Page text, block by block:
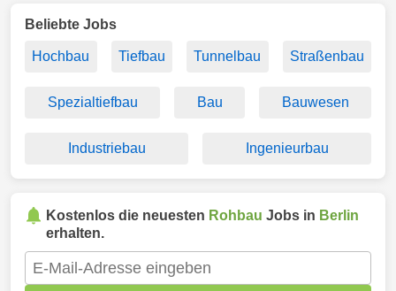
Beliebte Jobs
Hochbau Tiefbau Tunnelbau Straßenbau
Spezialtiefbau Bau Bauwesen
Industriebau Ingenieurbau
Kostenlos die neuesten Rohbau Jobs in Berlin
erhalten.